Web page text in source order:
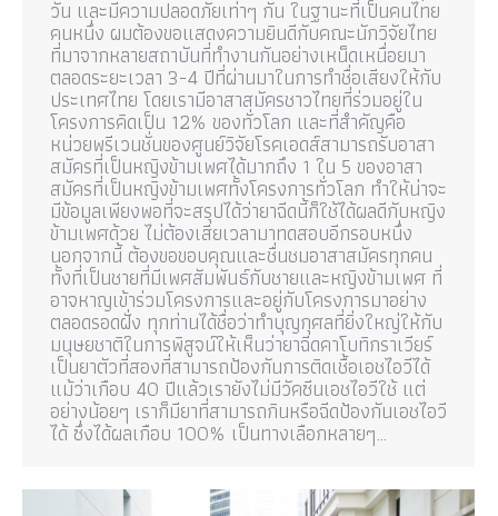
วัน และมีความปลอดภัยเท่าๆ กัน ในฐานะที่เป็นคนไทย
คนหนึ่ง ผมต้องขอแสดงความยินดีกับคณะนักวิจัยไทย
ที่มาจากหลายสถาบันที่ทำงานกันอย่างเหน็ดเหนื่อยมา
ตลอดระยะเวลา 3-4 ปีที่ผ่านมาในการทำชื่อเสียงให้กับ
ประเทศไทย โดยเรามีอาสาสมัครชาวไทยที่ร่วมอยู่ใน
โครงการคิดเป็น 12% ของทั่วโลก และที่สำคัญคือ
หน่วยพรีเวนชั่นของศูนย์วิจัยโรคเอดส์สามารถรับอาสา
สมัครที่เป็นหญิงข้ามเพศได้มากถึง 1 ใน 5 ของอาสา
สมัครที่เป็นหญิงข้ามเพศทั้งโครงการทั่วโลก ทำให้น่าจะ
มีข้อมูลเพียงพอที่จะสรุปได้ว่ายาฉีดนี้ก็ใช้ได้ผลดีกับหญิง
ข้ามเพศด้วย ไม่ต้องเสียเวลามาทดสอบอีกรอบหนึ่ง
นอกจากนี้ ต้องขอขอบคุณและชื่นชมอาสาสมัครทุกคน
ทั้งที่เป็นชายที่มีเพศสัมพันธ์กับชายและหญิงข้ามเพศ ที่
อาจหาญเข้าร่วมโครงการและอยู่กับโครงการมาอย่าง
ตลอดรอดฝั่ง ทุกท่านได้ชื่อว่าทำบุญกุศลที่ยิ่งใหญ่ให้กับ
มนุษยชาติในการพิสูจน์ให้เห็นว่ายาฉีดคาโบทิกราเวียร์
เป็นยาตัวที่สองที่สามารถป้องกันการติดเชื้อเอชไอวีได้
แม้ว่าเกือบ 40 ปีแล้วเรายังไม่มีวัคซีนเอชไอวีใช้ แต่
อย่างน้อยๆ เราก็มียาที่สามารถกินหรือฉีดป้องกันเอชไอวี
ได้ ซึ่งได้ผลเกือบ 100% เป็นทางเลือกหลายๆ…